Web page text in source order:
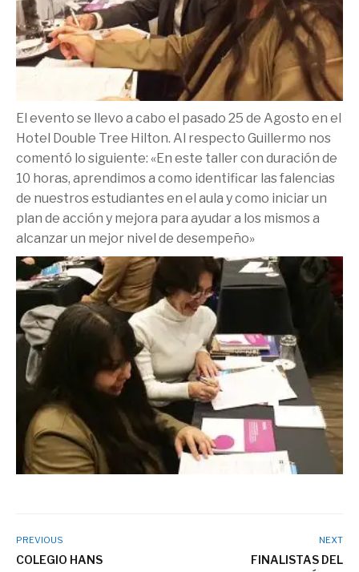
El evento se llevo a cabo el pasado 25 de Agosto en el
Hotel Double Tree Hilton. Al respecto Guillermo nos
comentó lo siguiente: «En este taller con duración de
10 horas, aprendimos a como identificar las falencias
de nuestros estudiantes en el aula y como iniciar un
plan de acción y mejora para ayudar a los mismos a
alcanzar un mejor nivel de desempeño»
PREVIOUS
COLEGIO HANS
NEXT
FINALISTAS DEL